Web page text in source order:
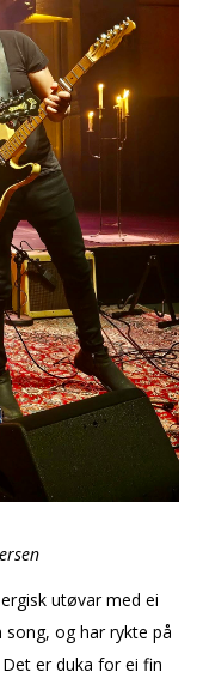
utøvar med ei
song, og har rykte på
er duka for ei fin